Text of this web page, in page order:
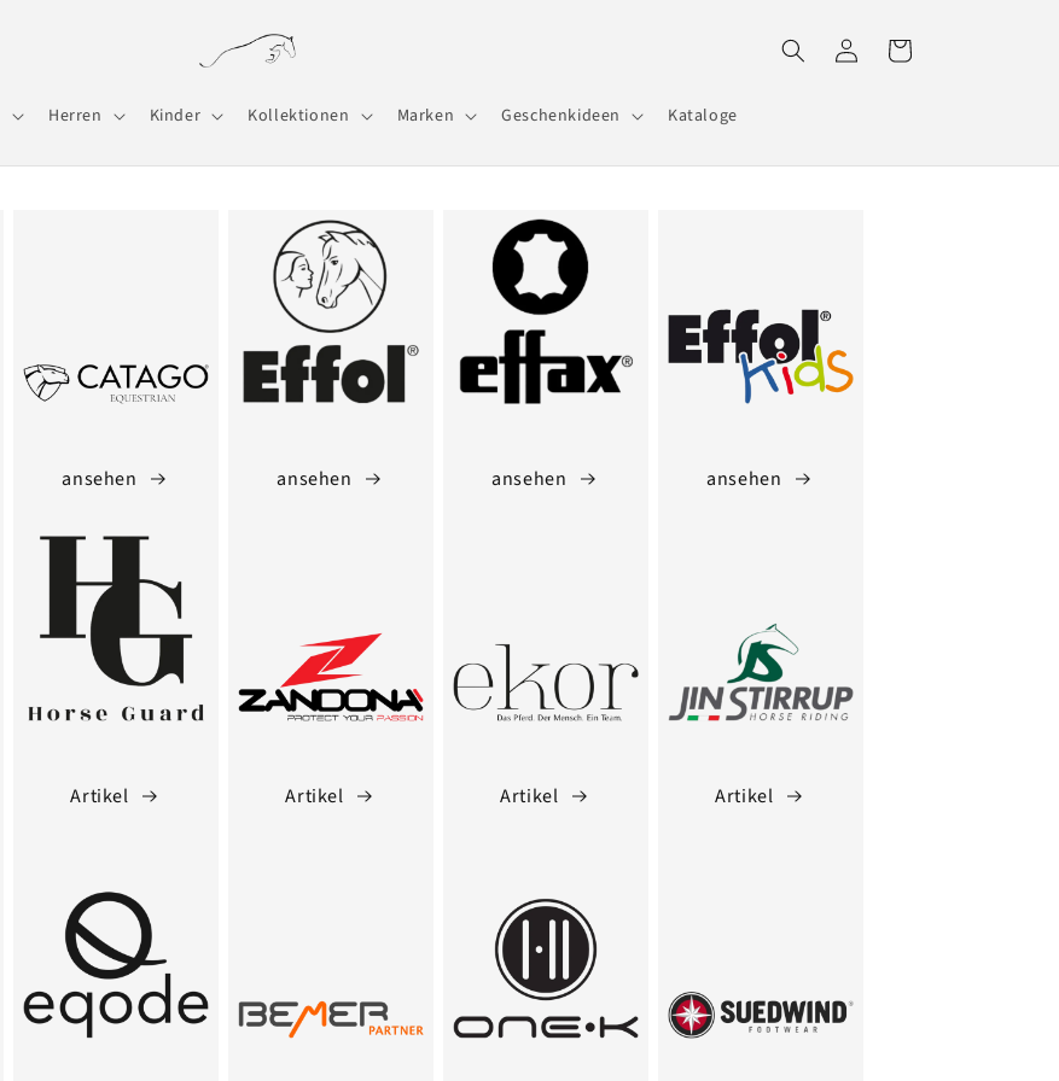
Herren Kinder Kollektionen Marken Geschenkideen Kataloge
EinloggenWarenkorb
ansehen ansehen ansehen ansehen
Artikel Artikel Artikel Artikel